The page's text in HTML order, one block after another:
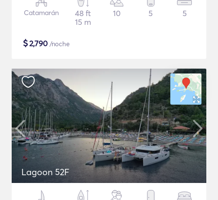
Catamarán
48 ft
15 m
10 5 5
$2,790 /noche
Lagoon 52F